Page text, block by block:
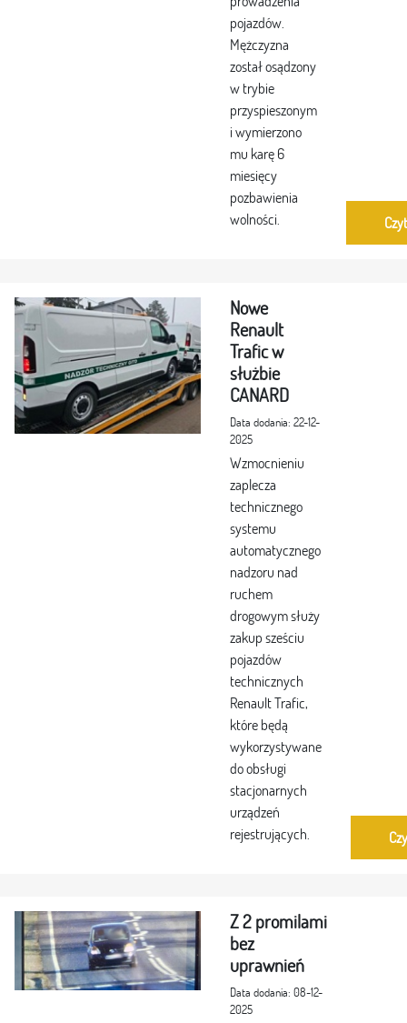
pojazdów.
Mężczyzna
został osądzony
w trybie
przyspieszonym
i wymierzono
mu karę 6
miesięcy
pozbawienia
wolności.
Nowe
Renault
Trafic w
służbie
CANARD
Data dodania: 22-12-
2025
Wzmocnieniu
zaplecza
technicznego
systemu
automatycznego
nadzoru nad
ruchem
drogowym służy
zakup sześciu
pojazdów
technicznych
Renault Trafic,
które będą
wykorzystywane
do obsługi
stacjonarnych
urządzeń
rejestrujących.
Z 2 promilami
bez
uprawnień
Data dodania: 08-12-
2025